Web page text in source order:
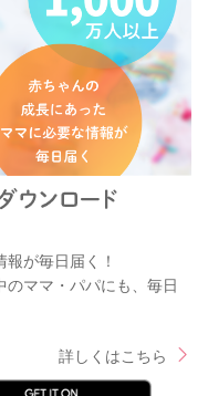
が毎日届く！
ママ・パパにも、毎日
詳しくはこちら